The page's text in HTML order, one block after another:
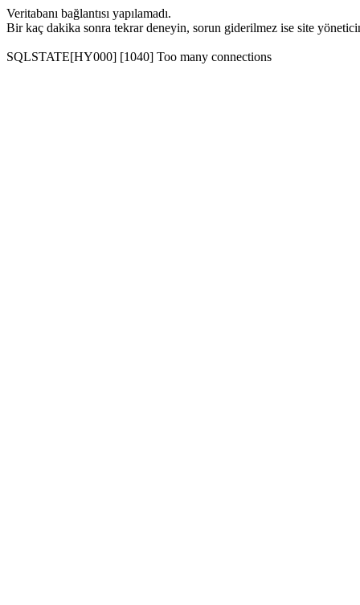
Veritabanı bağlantısı yapılamadı.
Bir kaç dakika sonra tekrar deneyin, sorun giderilmez ise site
SQLSTATE[HY000] [1040] Too many connections